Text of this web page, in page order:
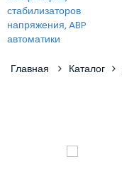
Главная Каталог